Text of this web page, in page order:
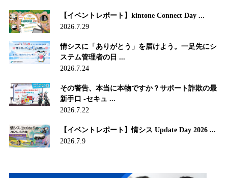
【イベントレポート】kintone Connect Day ...
2026.7.29
情シスに「ありがとう」を届けよう。一足先にシ
ステム管理者の日 ...
2026.7.24
その警告、本当に本物ですか？サポート詐欺の最
新手口 -セキュ ...
2026.7.22
【イベントレポート】情シス Update Day 2026 ...
2026.7.9